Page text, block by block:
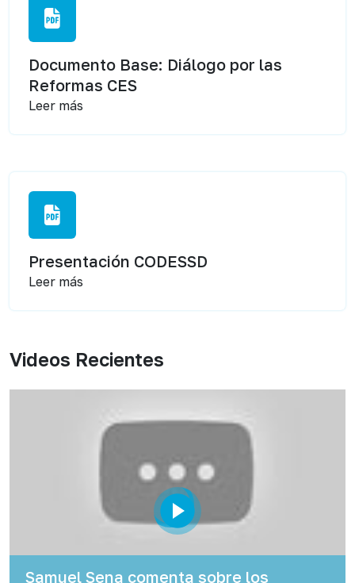
Documento Base: Diálogo por las
Reformas CES
Leer más
Presentación CODESSD
Leer más
Videos Recientes
Samuel Sena comenta sobre los